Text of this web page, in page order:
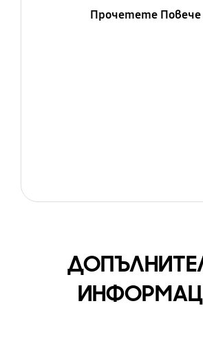
Прочетете Повече